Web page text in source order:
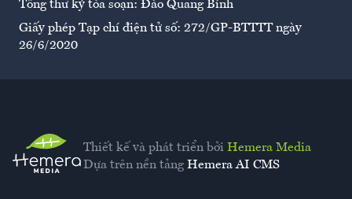
Tổng thư ký tòa soạn: Đào Quang Bính
Giấy phép Tạp chí điện tử số: 272/GP-BTTTT ngày
26/6/2020
Thiết kế và phát triển bởi Hemera Media
Dựa trên nền tảng Hemera AI CMS